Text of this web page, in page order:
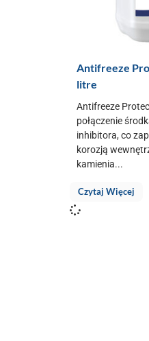
Antifreeze
litre
Antifreeze
połączenie
inhibitora, co
korozją
kamienia...
Czytaj Więcej